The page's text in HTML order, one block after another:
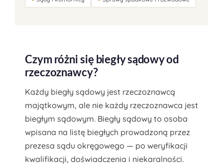
Czym różni się biegły sądowy od
rzeczoznawcy?
Każdy biegły sądowy jest rzeczoznawcą
majątkowym, ale nie każdy rzeczoznawca jest
biegłym sądowym. Biegły sądowy to osoba
wpisana na listę biegłych prowadzoną przez
prezesa sądu okręgowego — po weryfikacji
kwalifikacji, doświadczenia i niekaralności.